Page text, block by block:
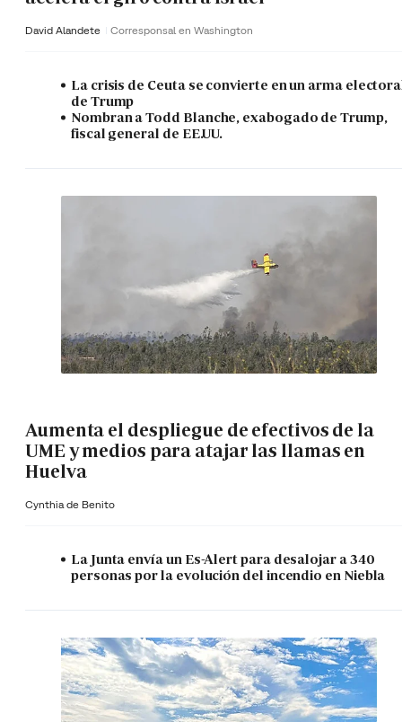
David Alandete Corresponsal en Washington
La crisis de Ceuta se convierte en un arma
de Trump
Nombran a Todd Blanche, exabogado de Trump,
fiscal general de EE.UU.
Aumenta el despliegue de efectivos de la
UME y medios para atajar las llamas en
Huelva
Cynthia de Benito
La Junta envía un Es-Alert para desalojar a 340
personas por la evolución del incendio en Niebla